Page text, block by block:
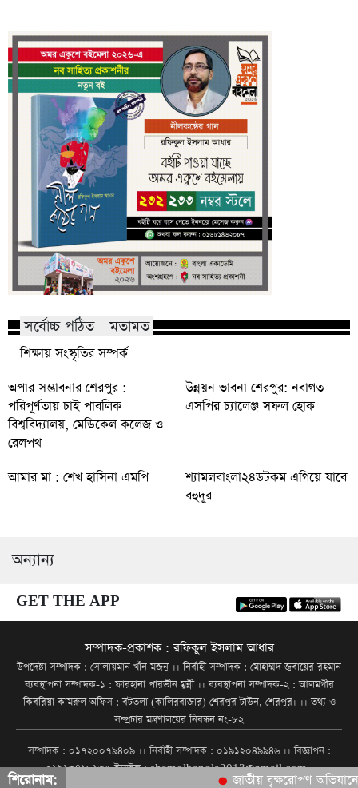
সর্বোচ্চ পঠিত - মতামত
শিক্ষায় সংস্কৃতির সম্পর্ক
অপার সম্ভাবনার শেরপুর :
পরিপূর্ণতায় চাই পাবলিক
বিশ্ববিদ্যালয়, মেডিকেল কলেজ ও
রেলপথ
উন্নয়ন ভাবনা শেরপুর: নবাগত
এসপির চ্যালেঞ্জ সফল হোক
আমার মা : শেখ হাসিনা এমপি
শ্যামলবাংলা২৪ডটকম এগিয়ে যাবে
বহুদূর
অন্যান্য
GET THE APP
সম্পাদক-প্রকাশক : রফিকুল ইসলাম আধার
উপদেষ্টা সম্পাদক : সোলায়মান খাঁন মজনু ।। নির্বাহী সম্পাদক : মোহাম্মদ জুবায়ের রহমান
ব্যবস্থাপনা সম্পাদক-১ : ফারহানা পারভীন মুন্নী ।। ব্যবস্থাপনা সম্পাদক-২ : আলমগীর
কিবরিয়া কামরুল অফিস : বটতলা (কালিরবাজার) শেরপুর টাউন, শেরপুর। ।। তথ্য ও
সম্প্রচার মন্ত্রণালয়ের নিবন্ধন নং-৮২
সম্পাদক : ০১৭২০০৭৯৪০৯ ।। নির্বাহী সম্পাদক : ০১৯১২০৪৯৯৪৬ ।। বিজ্ঞাপন :
০১৯১৩৪১৮১৩৫ ইমেইল : shamolbangla2013@gmail.com
শিরোনাম: জাতীয় বৃক্ষরোপণ অভিযানে